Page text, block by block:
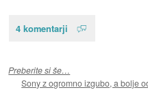
4 komentarji
Preberite si še…
Sony z ogromno izgubo, a bolje